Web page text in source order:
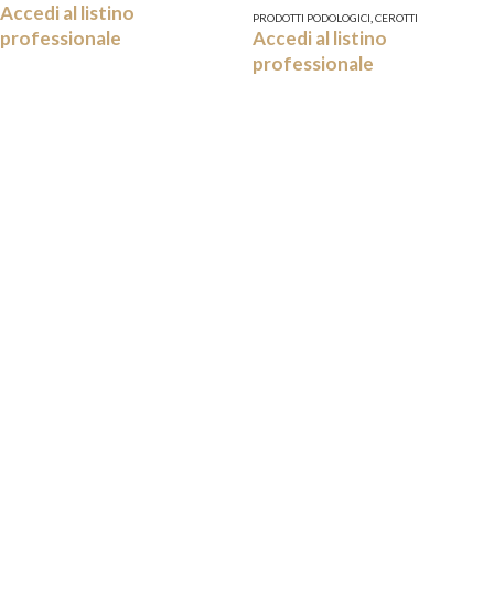
Accedi al listino
professionale
PRODOTTI PODOLOGICI CEROTTI
Accedi al listino
professionale